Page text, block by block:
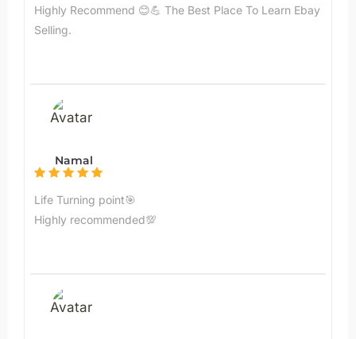
Highly Recommend 😊💪 The Best Place To Learn Ebay
Selling.
Namal
Life Turning point🎯
Highly recommended💯